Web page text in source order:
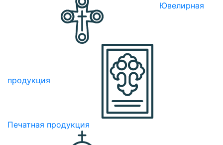
Ювелирная
продукция
Печатная продукция